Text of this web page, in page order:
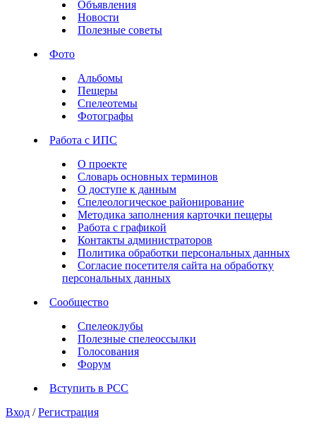
Объявления
Новости
Полезные советы
Фото
Альбомы
Пещеры
Спелеотемы
Фотографы
Работа с ИПС
О проекте
Словарь основных терминов
О доступе к данным
Спелеологическое районирование
Методика заполнения карточки пещеры
Работа с графикой
Контакты администраторов
Политика обработки персональных данных
Согласие посетителя сайта на обработку
персональных данных
Сообщество
Спелеоклубы
Полезные спелеоссылки
Голосования
Форум
Вступить в РСС
Вход / Регистрация